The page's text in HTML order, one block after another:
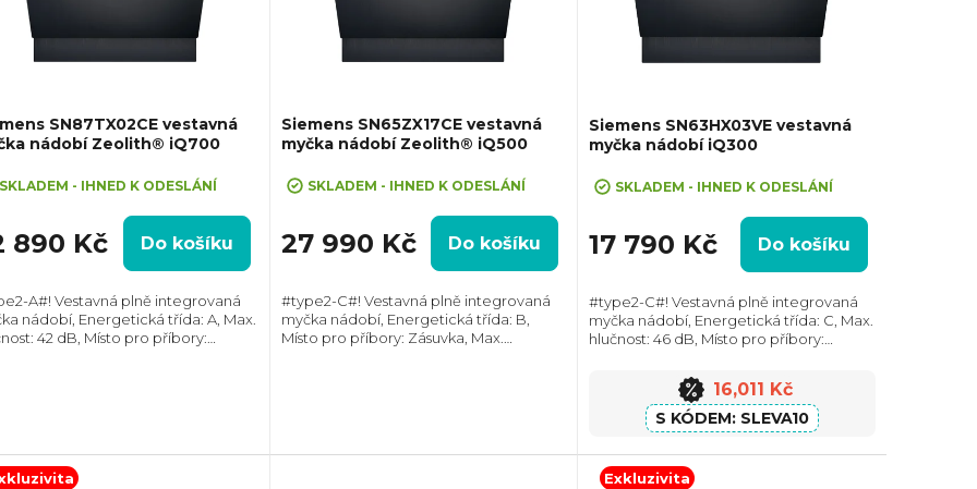
SN87TX02CE vestavná
nádobí Zeolith® iQ700
SKLADEM - IHNED K ODESLÁNÍ
890 Kč Do košíku
A#! Vestavná plně integrovaná
nádobí, Energetická třída: A, Max.
42 dB, Místo pro příbory:
Siemens SN65ZX17CE vestavná
myčka nádobí Zeolith® iQ500
SKLADEM - IHNED K ODESLÁNÍ
27 990 Kč Do košíku
#type2-C#! Vestavná plně integrovaná
myčka nádobí, Energetická třída: B,
Místo pro příbory: Zásuvka, Max.
Siemens SN63HX03VE vestavná
myčka nádobí iQ300
SKLADEM - IHNED K ODESLÁNÍ
17 790 Kč Do košíku
#type2-C#! Vestavná plně integrovaná
myčka nádobí, Energetická třída: C, Max.
hlučnost: 46 dB, Místo pro příbory:
Počet programů: 6, Spotřeba vody na
16,011 Kč
SLEVA10
Exkluzivita